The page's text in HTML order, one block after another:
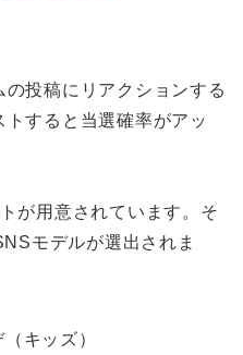
投稿にリアクションする
すると当選確率がアッ
が用意されています。そ
モデルが選出されま
キッズ）